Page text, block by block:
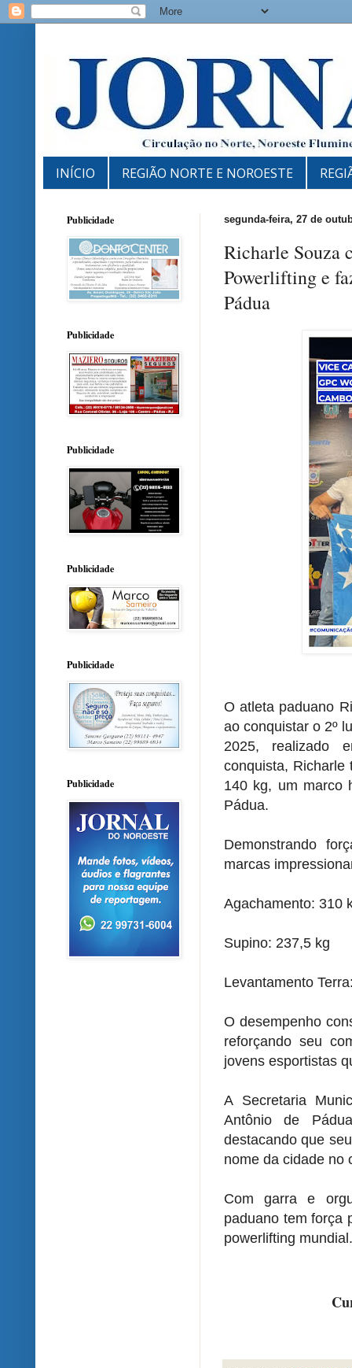
INÍCIO REGIÃO NORTE E NOROESTE
segunda-feira, 27 de
Richarle Souza
Powerlifting e
Pádua
O atleta paduano
ao conquistar o 2º
2025, realizado
conquista, Richarle
140 kg, um marco
Pádua.
Demonstrando
marcas
Agachamento: 310
Supino: 237,5 kg
Levantamento
O desempenho
reforçando seu
jovens esportistas
A Secretaria
Antônio de
destacando que
nome da cidade no
Com garra e
paduano tem força
powerlifting mundial.
Publicidade
Publicidade
Publicidade
Publicidade
Publicidade
Publicidade